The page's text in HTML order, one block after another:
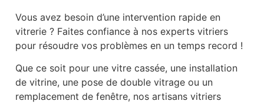
Vous avez besoin d’une intervention rapide en
vitrerie ? Faites confiance à nos experts vitriers
pour résoudre vos problèmes en un temps record !
Que ce soit pour une vitre cassée, une installation
de vitrine, une pose de double vitrage ou un
remplacement de fenêtre, nos artisans vitriers